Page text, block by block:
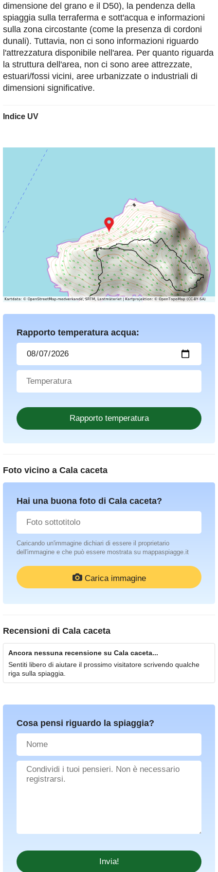
dimensione del grano e il D50), la pendenza della
spiaggia sulla terraferma e sott'acqua e informazioni
sulla zona circostante (come la presenza di cordoni
dunali). Tuttavia, non ci sono informazioni riguardo
l'attrezzatura disponibile nell'area. Per quanto riguarda
la struttura dell'area, non ci sono aree attrezzate,
estuari/fossi vicini, aree urbanizzate o industriali di
dimensioni significative.
Indice UV
Rapporto temperatura acqua:
Foto vicino a Cala caceta
Hai una buona foto di Cala caceta?
Caricando un'immagine dichiari di essere il proprietario
dell'immagine e che può essere mostrata su mappaspiagge.it
Carica immagine
Recensioni di Cala caceta
Ancora nessuna recensione su Cala caceta...
Sentiti libero di aiutare il prossimo visitatore scrivendo qualche
riga sulla spiaggia.
Cosa pensi riguardo la spiaggia?